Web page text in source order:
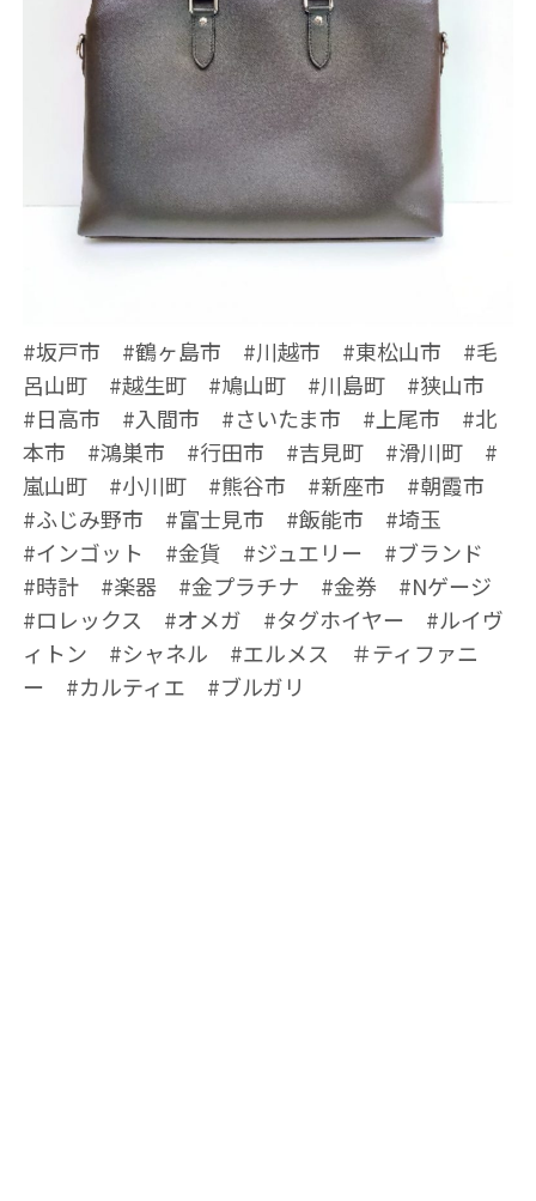
#坂戸市 #鶴ヶ島市 #川越市 #東松山市 #毛
呂山町 #越生町 #鳩山町 #川島町 #狭山市
#日高市 #入間市 #さいたま市 #上尾市 #北
本市 #鴻巣市 #行田市 #吉見町 #滑川町 #
嵐山町 #小川町 #熊谷市 #新座市 #朝霞市
#ふじみ野市 #富士見市 #飯能市 #埼玉
#インゴット #金貨 #ジュエリー #ブランド
#時計 #楽器 #金プラチナ #金券 #Nゲージ
#ロレックス #オメガ #タグホイヤー #ルイヴ
ィトン #シャネル #エルメス ＃ティファニ
ー #カルティエ #ブルガリ